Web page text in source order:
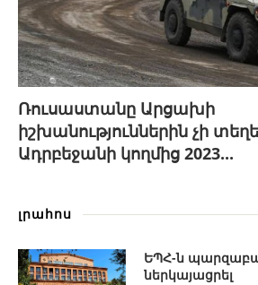
Ռուսաստանը Արցախի
իշխանություններին չի
Ադրբեջանի կողմից 2023...
լրահոս
ԵՊՀ-ն
ներկայացրել